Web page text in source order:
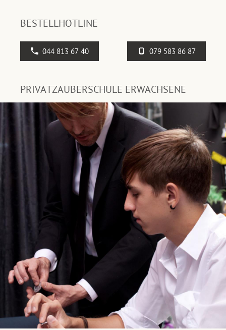
BESTELLHOTLINE
044 813 67 40 079 583 86 87
PRIVATZAUBERSCHULE ERWACHSENE